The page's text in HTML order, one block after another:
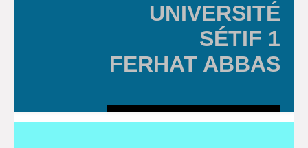
UNIVERSITÉ
SÉTIF 1
FERHAT ABBAS